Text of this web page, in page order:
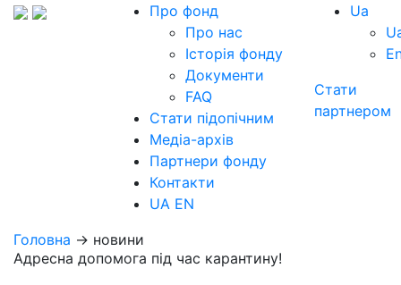
Про фонд
Про нас
Історія фонду
Документи
FAQ
Стати підопічним
Медіа-архів
Партнери фонду
Контакти
UA EN
Ua
Стати
партнером
Головна → новини
Адресна допомога під час карантину!